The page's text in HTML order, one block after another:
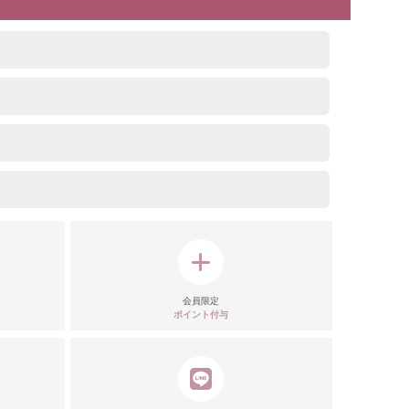
会員限定
ポイント付与